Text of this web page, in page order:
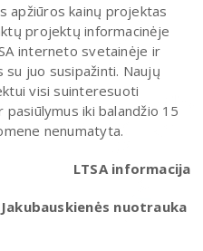
apžiūros kainų projektas
projektų informacinėje
interneto svetainėje ir
juo susipažinti. Naujų
visi suinteresuoti
iki balandžio 15
nenumatyta.
LTSA informacija
nuotrauka